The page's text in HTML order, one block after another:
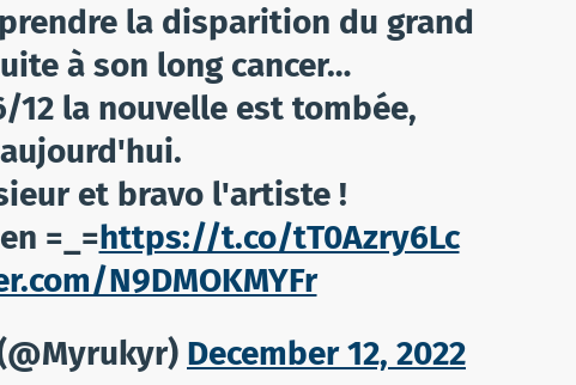
la disparition du grand
à son long cancer…
la nouvelle est tombée,
aujourd'hui.
et bravo l'artiste !
=_=https://t.co/tT0Azry6Lc
N9DMOKMYFr
December 12, 2022